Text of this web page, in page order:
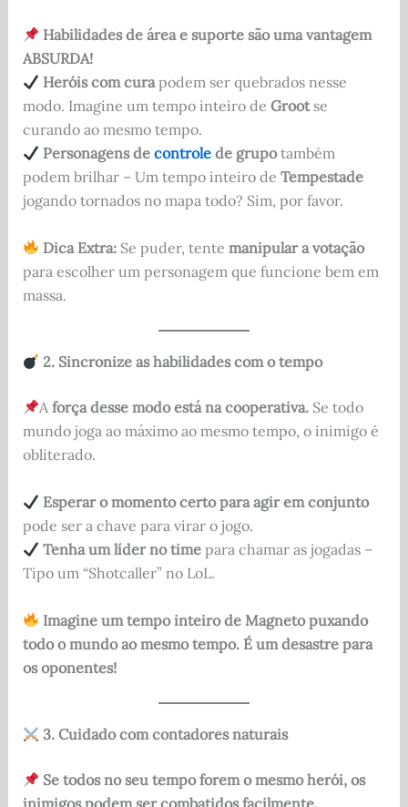
Habilidades de área e suporte são uma vantagem
ABSURDA!
Heróis com curapodem ser quebrados nesse
modo. Imagine um tempo inteiro de Grootse
curando ao mesmo tempo.
Personagens de controlede grupotambém
podem brilhar – Um tempo inteiro de Tempestade
jogando tornados no mapa todo? Sim, por favor.
Dica Extra:Se puder, tente manipular a votação
para escolher um personagem que funcione bem em
massa.
2. Sincronize as habilidades com o tempo
A força desse modo está na cooperativa.Se todo
mundo joga ao máximo ao mesmo tempo, o inimigo é
obliterado.
Esperar o momento certo para agir em conjunto
pode ser a chave para virar o jogo.
Tenha um líder no timepara chamar as jogadas –
Tipo um “Shotcaller” no LoL.
Imagine um tempo inteiro de Magneto puxando
todo o mundo ao mesmo tempo. É um desastre para
os oponentes!
3. Cuidado com contadores naturais
Se todos no seu tempo forem o mesmo herói, os